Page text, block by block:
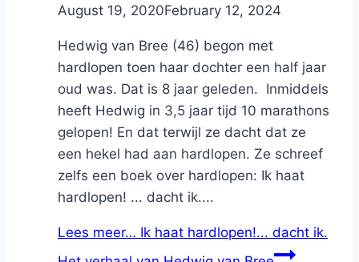
ByNicole
August 19, 2020February 12, 2024
Hedwig van Bree (46) begon met
hardlopen toen haar dochter een half jaar
oud was. Dat is 8 jaar geleden. Inmiddels
heeft Hedwig in 3,5 jaar tijd 10 marathons
gelopen! En dat terwijl ze dacht dat ze
een hekel had aan hardlopen. Ze schreef
zelfs een boek over hardlopen: Ik haat
hardlopen! ... dacht ik....
Lees meer… Ik haat hardlopen!... dacht ik.